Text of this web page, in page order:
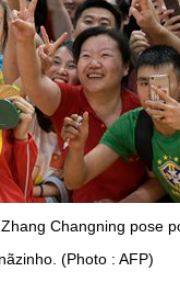
Changning pose
(Photo : AFP)